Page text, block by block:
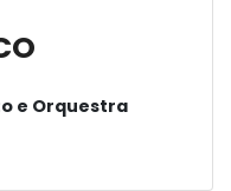
e Orquestra